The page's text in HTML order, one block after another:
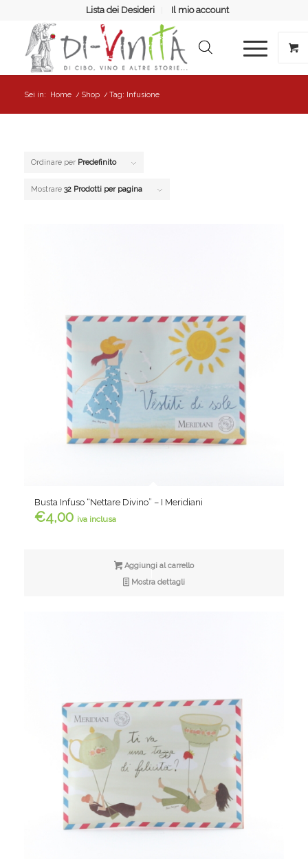
Lista dei Desideri Il mio account
Sei in: Home / Shop / Tag: Infusione
Ordinare per Predefinito
Mostrare 32 Prodotti per pagina
Busta Infuso “Nettare Divino” – I Meridiani
€4,00 iva inclusa
Aggiungi al carrello
Mostra dettagli